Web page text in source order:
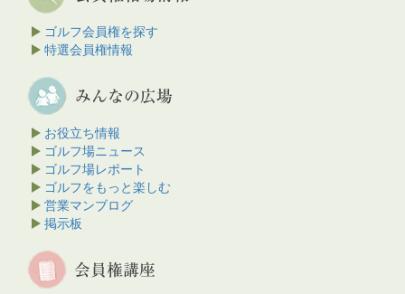
ゴルフ会員権を探す
特選会員権情報
お役立ち情報
ゴルフ場ニュース
ゴルフ場レポート
ゴルフをもっと楽しむ
営業マンブログ
掲示板